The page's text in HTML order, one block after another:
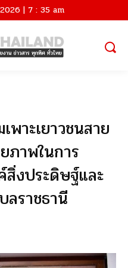
| 7 : 35 am
าะเยาวชนสาย
ภาพในการ
งประดิษฐ์และ
ราชธานี